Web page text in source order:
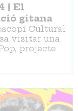
| El
gitana
Cultural
visitar una
projecte